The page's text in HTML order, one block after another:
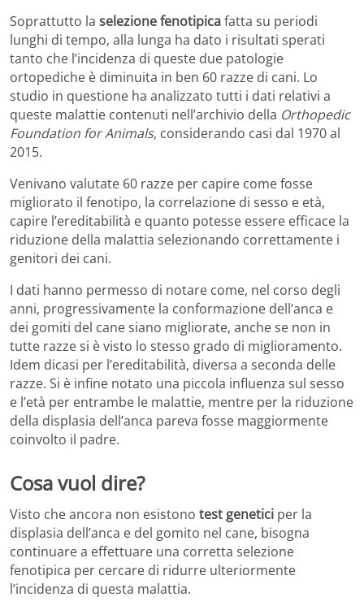
Soprattutto la selezione fenotipicafatta su periodi
lunghi di tempo, alla lunga ha dato i risultati sperati
tanto che l’incidenza di queste due patologie
ortopediche è diminuita in ben 60 razze di cani. Lo
studio in questione ha analizzato tutti i dati relativi a
queste malattie contenuti nell’archivio della Orthopedic
Foundation for Animals, considerando casi dal 1970 al
2015.
Venivano valutate 60 razze per capire come fosse
migliorato il fenotipo, la correlazione di sesso e età,
capire l’ereditabilità e quanto potesse essere efficace la
riduzione della malattia selezionando correttamente i
genitori dei cani.
I dati hanno permesso di notare come, nel corso degli
anni, progressivamente la conformazione dell’anca e
dei gomiti del cane siano migliorate, anche se non in
tutte razze si è visto lo stesso grado di miglioramento.
Idem dicasi per l’ereditabilità, diversa a seconda delle
razze. Si è infine notato una piccola influenza sul sesso
e l’età per entrambe le malattie, mentre per la riduzione
della displasia dell’anca pareva fosse maggiormente
coinvolto il padre.
Cosa vuol dire?
Visto che ancora non esistono test genetici per la
displasia dell’anca e del gomito nel cane, bisogna
continuare a effettuare una corretta selezione
fenotipica per cercare di ridurre ulteriormente
l’incidenza di questa malattia.